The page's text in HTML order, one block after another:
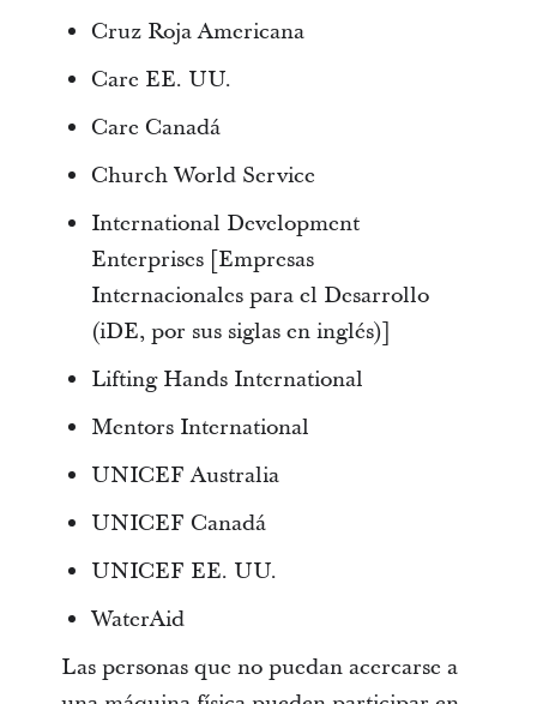
Cruz Roja Americana
Care EE. UU.
Care Canadá
Church World Service
International Development
Enterprises [Empresas
Internacionales para el Desarrollo
(iDE, por sus siglas en inglés)]
Lifting Hands International
Mentors International
UNICEF Australia
UNICEF Canadá
UNICEF EE. UU.
WaterAid
Las personas que no puedan acercarse a